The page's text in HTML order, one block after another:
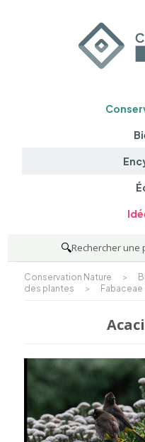
🔍Rechercher une
Conservation Nature >
des plantes
> Fabaceae